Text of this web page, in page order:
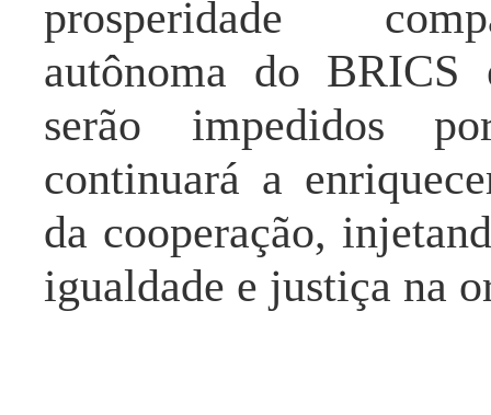
prosperidade
autônoma do BRICS
serão impedidos
continuará a
da cooperação,
igualdade e justiça na